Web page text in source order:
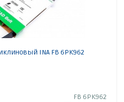
INA FB 6PK962
FB 6PK962